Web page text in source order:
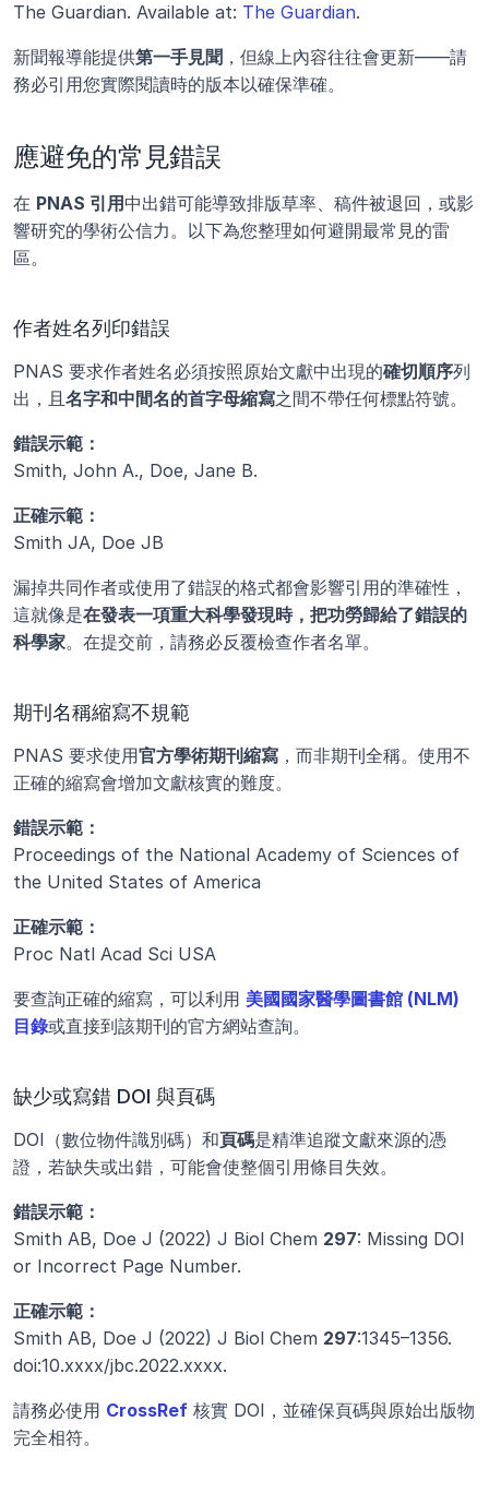
The Guardian. Available at: The Guardian.
新聞報導能提供第一手見聞 ，但線上內容往往會更新——請
務必引用您實際閱讀時的版本以確保準確。
應避免的常見錯誤
在 PNAS 引用 中出錯可能導致排版草率、稿件被退回，或影
響研究的學術公信力。以下為您整理如何避開最常見的雷
區。
作者姓名列印錯誤
PNAS 要求作者姓名必須按照原始文獻中出現的確切順序列
出，且 名字和中間名的首字母縮寫之間不帶任何標點符號。
錯誤示範：
Smith, John A., Doe, Jane B.
正確示範：
Smith JA, Doe JB
漏掉共同作者或使用了錯誤的格式都會影響引用的準確性，
這就像是在發表一項重大科學發現時，把功勞歸給了錯誤的
科學家。在提交前，請務必反覆檢查作者名單。
期刊名稱縮寫不規範
PNAS 要求使用官方學術期刊縮寫 ，而非期刊全稱。使用不
正確的縮寫會增加文獻核實的難度。
錯誤示範：
Proceedings of the National Academy of Sciences of
the United States of America
正確示範：
Proc Natl Acad Sci USA
要查詢正確的縮寫，可以利用 美國國家醫學圖書館 (NLM)
目錄或直接到該期刊的官方網站查詢。
缺少或寫錯 DOI 與頁碼
DOI（數位物件識別碼）和頁碼是精準追蹤文獻來源的憑
證，若缺失或出錯，可能會使整個引用條目失效。
錯誤示範：
Smith AB, Doe J (2022) J Biol Chem 297: Missing DOI
or Incorrect Page Number.
正確示範：
Smith AB, Doe J (2022) J Biol Chem 297:1345–1356.
doi:10.xxxx/jbc.2022.xxxx.
請務必使用 CrossRef 核實 DOI，並確保頁碼與原始出版物
完全相符。